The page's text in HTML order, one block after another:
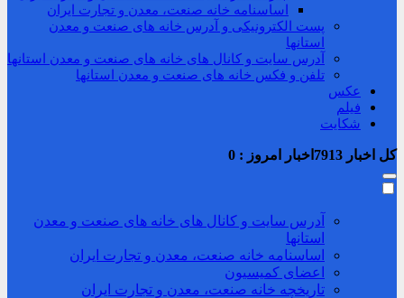
اساسنامه خانه صنعت، معدن و تجارت ایران
پست الکترونیکی و آدرس خانه های صنعت و معدن
استانها
آدرس سایت و کانال های خانه های صنعت و معدن استانها
تلفن و فکس خانه های صنعت و معدن استانها
عکس
فیلم
شکایت
کل اخبار اخبار امروز : 0
آدرس سایت و کانال های خانه های صنعت و معدن
استانها
اساسنامه خانه صنعت، معدن و تجارت ایران
اعضای کمیسیون
تاریخچه خانه صنعت، معدن و تجارت ایران